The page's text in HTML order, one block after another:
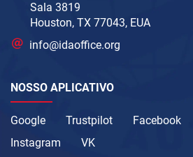
Sala 3819
Houston, TX 77043, EUA
info@idaoffice.org
NOSSO APLICATIVO
Google Trustpilot Facebook
Instagram
VK